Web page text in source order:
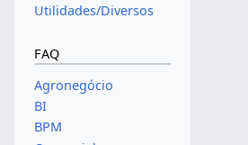
Utilidades/Diversos
FAQ
Agronegócio
BI
BPM